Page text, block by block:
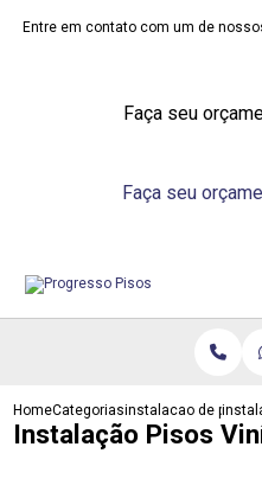
Entre em contato com um de
Faça seu
Faça seu
HomeCategoriasinstalacao de pisos
Instalação Pisos